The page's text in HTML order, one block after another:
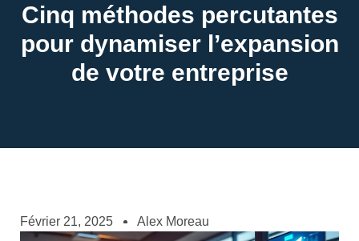
Cinq méthodes percutantes
pour dynamiser l’expansion
de votre entreprise
Février 21, 2025 Alex Moreau